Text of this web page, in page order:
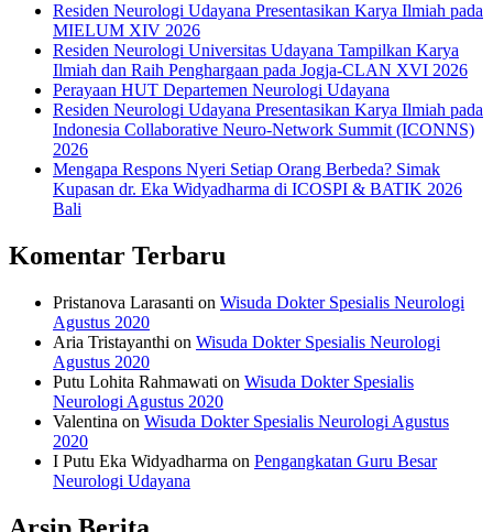
Residen Neurologi Udayana Presentasikan Karya Ilmiah pada
MIELUM XIV 2026
Residen Neurologi Universitas Udayana Tampilkan Karya
Ilmiah dan Raih Penghargaan pada Jogja-CLAN XVI 2026
Perayaan HUT Departemen Neurologi Udayana
Residen Neurologi Udayana Presentasikan Karya Ilmiah pada
Indonesia Collaborative Neuro-Network Summit (ICONNS)
2026
Mengapa Respons Nyeri Setiap Orang Berbeda? Simak
Kupasan dr. Eka Widyadharma di ICOSPI & BATIK 2026
Bali
Komentar Terbaru
Pristanova Larasanti on Wisuda Dokter Spesialis Neurologi
Agustus 2020
Aria Tristayanthi on Wisuda Dokter Spesialis Neurologi
Agustus 2020
Putu Lohita Rahmawati on Wisuda Dokter Spesialis
Neurologi Agustus 2020
Valentina on Wisuda Dokter Spesialis Neurologi Agustus
2020
I Putu Eka Widyadharma on Pengangkatan Guru Besar
Neurologi Udayana